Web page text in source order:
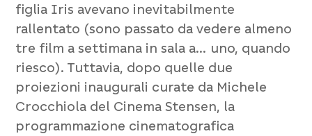
figlia Iris avevano inevitabilmente
rallentato (sono passato da vedere almeno
tre film a settimana in sala a… uno, quando
riesco). Tuttavia, dopo quelle due
proiezioni inaugurali curate da Michele
Crocchiola del Cinema Stensen, la
programmazione cinematografica